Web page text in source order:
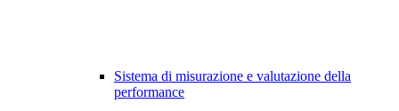
Sistema di misurazione e valutazione della
performance